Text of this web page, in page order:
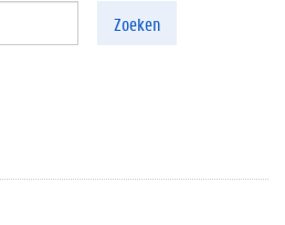
Zoeken